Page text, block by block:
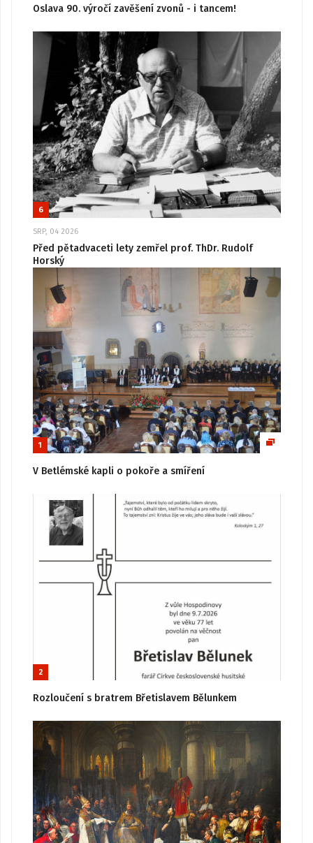
Oslava 90. výročí zavěšení zvonů - i tancem!
6
SRP, 04 2026
Před pětadvaceti lety zemřel prof. ThDr. Rudolf
Horský
1
V Betlémské kapli o pokoře a smíření
2
Rozloučení s bratrem Břetislavem Bělunkem